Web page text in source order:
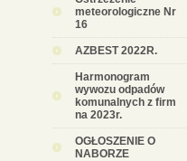
meteorologiczne Nr
16
AZBEST 2022R.
Harmonogram
wywozu odpadów
komunalnych z firm
na 2023r.
OGŁOSZENIE O
NABORZE